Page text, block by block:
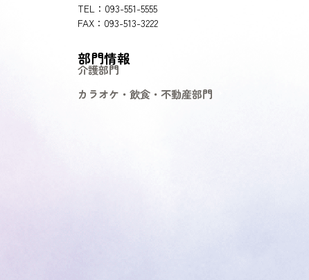
TEL：093-551-5555
FAX：093-513-3222
部門情報
介護部門
カラオケ・飲食・不動産部門